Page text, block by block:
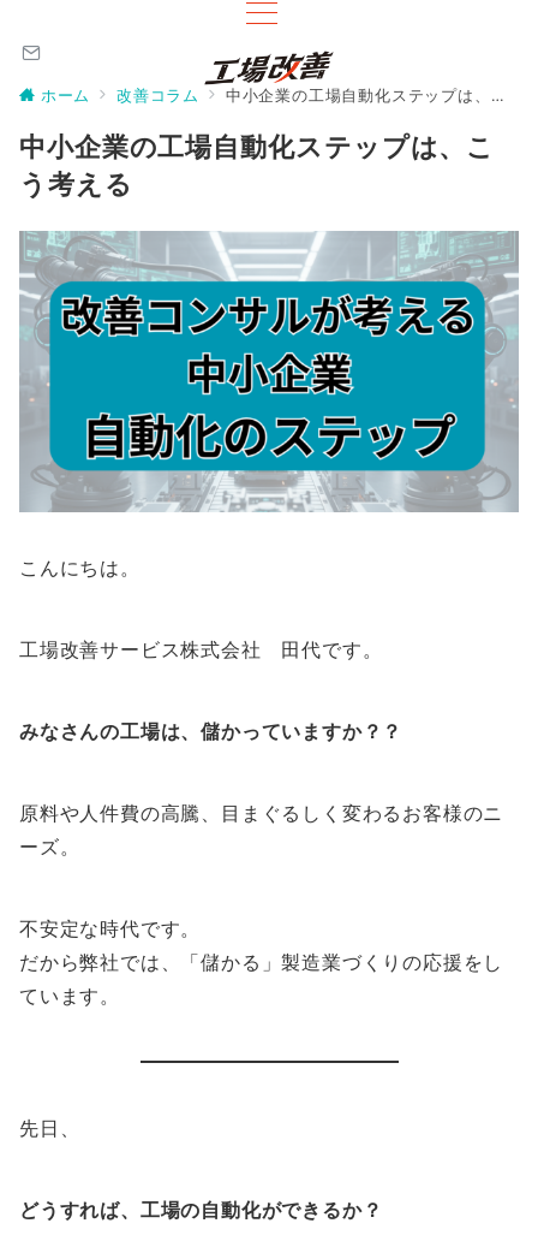
ホーム 改善コラム 中小企業の工場自動化ステップは、こう考える
中小企業の工場自動化ステップは、こ
う考える
こんにちは。
工場改善サービス株式会社 田代です。
みなさんの工場は、儲かっていますか？？
原料や人件費の高騰、目まぐるしく変わるお客様のニ
ーズ。
不安定な時代です。
だから弊社では、「儲かる」製造業づくりの応援をし
ています。
先日、
どうすれば、工場の自動化ができるか？